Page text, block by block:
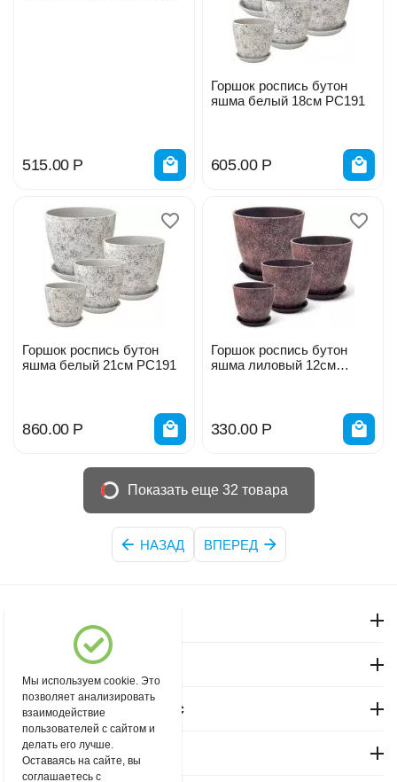
515.00 Р
Горшок роспись бутон
яшма белый 18см РС191
605.00 Р
Горшок роспись бутон
яшма белый 21см РС191
860.00 Р
Горшок роспись бутон
яшма лиловый 12см
330.00 Р
Показать еще 32 товара
НАЗАД ВПЕРЕД
Магазин "Северный"
Покупательский сервис
Контакты
Мы используем cookie. Это
позволяет анализировать
взаимодействие
пользователей с сайтом и
делать его лучше.
Оставаясь на сайте, вы
соглашаетесь с